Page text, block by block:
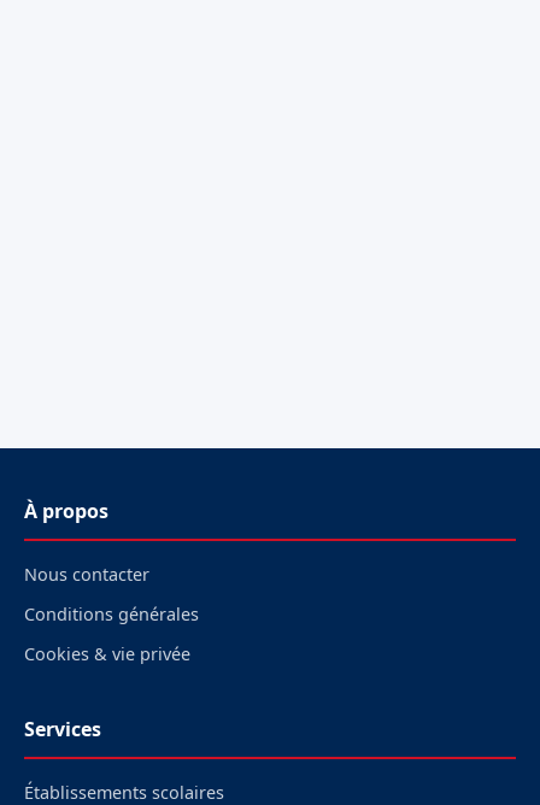
À propos
Nous contacter
Conditions générales
Cookies & vie privée
Services
Établissements scolaires